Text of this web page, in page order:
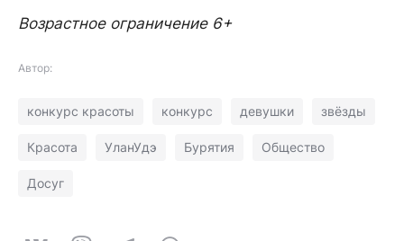
Возрастное ограничение 6+
Автор:
конкурс красоты конкурс девушки звёзды
Красота УланУдэ Бурятия Общество
Досуг